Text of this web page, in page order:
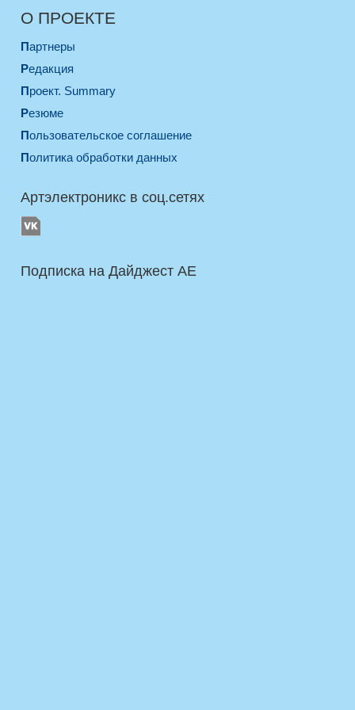
О ПРОЕКТЕ
Партнеры
Редакция
Проект. Summary
Резюме
Пользовательское соглашение
Политика обработки данных
Артэлектроникс в соц.сетях
Подписка на Дайджест AE